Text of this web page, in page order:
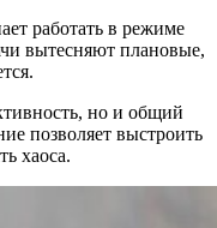
работать в режиме
вытесняют плановые,
но и общий
позволяет выстроить
хаоса.